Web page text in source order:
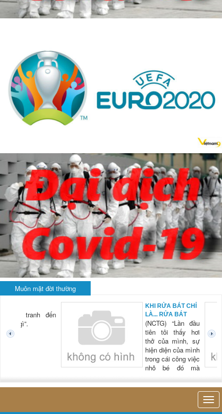
Muôn mặt đời thường
“đấu tranh đến
gì”.
KHI RỬA BÁT CHỈ
LÀ... RỬA BÁT
(NCTG) “Lần đầu
tiên tôi thấy hơi
thở của mình, sự
hiện diện của mình
trong cái công việc
nhỏ bé đó mà
khảo
cứu